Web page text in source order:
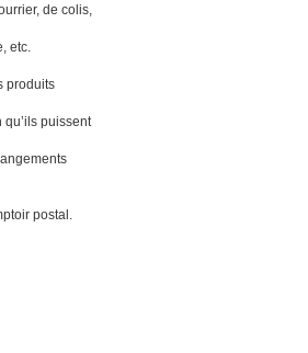
de colis,
etc.
produits
puissent
postal.